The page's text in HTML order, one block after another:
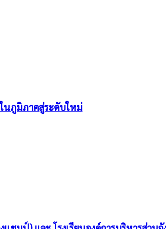
นภูมิภาคสู่ระดับใหม่